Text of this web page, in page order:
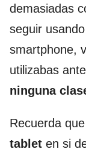
demasiadas
seguir
smartphone,
utilizabas
ninguna
Recuerda que
tablet en si